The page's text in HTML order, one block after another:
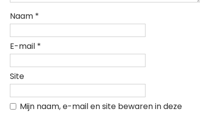
Naam *
E-mail *
Site
Mijn naam, e-mail en site bewaren in deze